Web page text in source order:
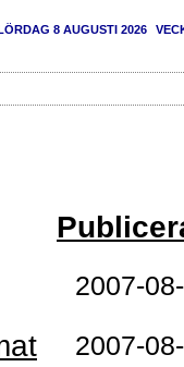
8 AUGUSTI 2026
2007-
2007-